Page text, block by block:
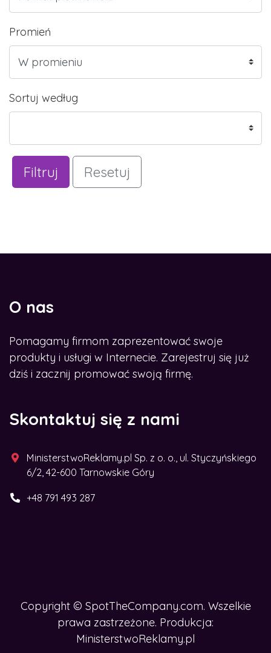
Promień
Sortuj według
Filtruj Resetuj
O nas
Pomagamy firmom zaprezentować swoje
produkty i usługi w Internecie. Zarejestruj się już
dziś i zacznij promować swoją firmę.
Skontaktuj się z nami
MinisterstwoReklamy.pl Sp. z o. o., ul. Styczyńskiego
6/2, 42-600 Tarnowskie Góry
+48 791 493 287
Copyright © SpotTheCompany.com. Wszelkie
prawa zastrzeżone. Produkcja:
MinisterstwoReklamy.pl
ROZWINĄĆ BIZNES W